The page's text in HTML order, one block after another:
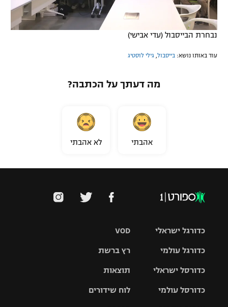
נבחרת הבייסבול (עדי אבישי)
עוד באותו נושא: בייסבול גילי לוסטיג
מה דעתך על הכתבה?
אהבתי לא אהבתי
VOD
רץ ברשת
תוצאות
לוח שידורים
כדורגל ישראלי
כדורגל עולמי
האלופות
כדורסל ישראלי
כדורסל עולמי